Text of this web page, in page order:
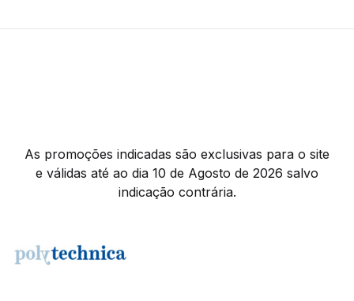
As promoções indicadas são exclusivas para o site
e válidas até ao dia 10 de Agosto de 2026 salvo
indicação contrária.